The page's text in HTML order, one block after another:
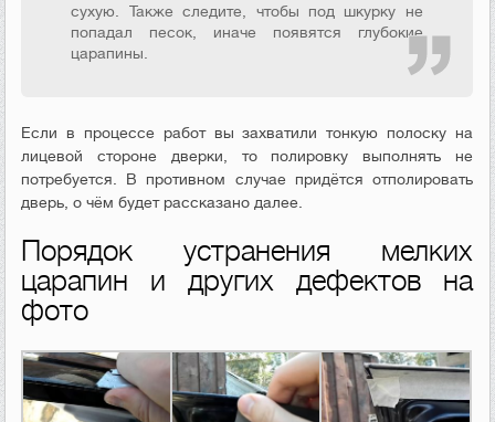
сухую. Также следите, чтобы под шкурку не
попадал песок, иначе появятся глубокие
царапины.
Если в процессе работ вы захватили тонкую полоску на
лицевой стороне дверки, то полировку выполнять не
потребуется. В противном случае придётся отполировать
дверь, о чём будет рассказано далее.
Порядок устранения мелких
царапин и других дефектов на
фото